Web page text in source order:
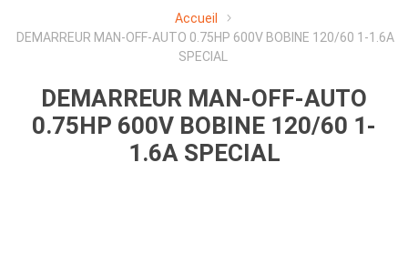
Accueil
DEMARREUR MAN-OFF-AUTO 0.75HP 600V BOBINE 120/60 1-1.6A
SPECIAL
DEMARREUR MAN-OFF-AUTO
0.75HP 600V BOBINE 120/60 1-
1.6A SPECIAL